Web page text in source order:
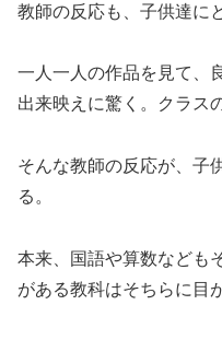
教師の反応も、子供達に
一人一人の作品を見て、
出来映えに驚く。クラス
そんな教師の反応が、子
る。
本来、国語や算数なども
がある教科はそちらに目